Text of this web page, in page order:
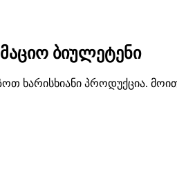
ბიულეტენი
ხარისხიანი პროდუქცია.